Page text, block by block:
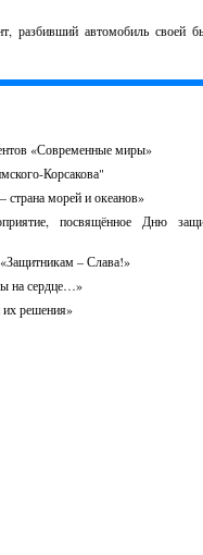
разбивший автомобиль своей
«Современные миры»
Корсакова"
страна морей и океанов»
посвящённое Дню
– Слава!»
на сердце…»
решения»